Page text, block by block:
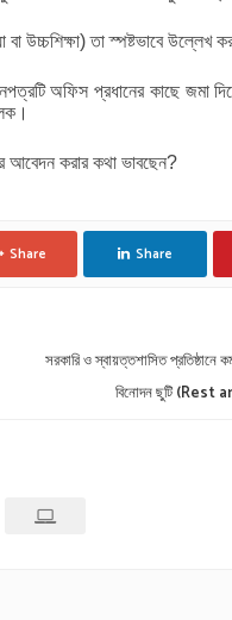
তা স্পষ্টভাবে উল্লেখ
অফিস প্রধানের কাছে জমা
আবেদন করার কথা ভাবছেন?
Share Share
সরকারি ও স্বায়ত্তশাসিত প্রতিষ্ঠানে
বিনোদন ছুটি